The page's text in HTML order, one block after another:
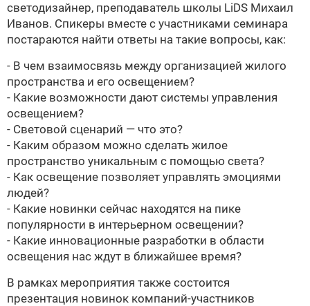
светодизайнер, преподаватель школы LiDS Михаил
Иванов. Спикеры вместе с участниками семинара
постараются найти ответы на такие вопросы, как:
- В чем взаимосвязь между организацией жилого
пространства и его освещением?
- Какие возможности дают системы управления
освещением?
- Световой сценарий — что это?
- Каким образом можно сделать жилое
пространство уникальным с помощью света?
- Как освещение позволяет управлять эмоциями
людей?
- Какие новинки сейчас находятся на пике
популярности в интерьерном освещении?
- Какие инновационные разработки в области
освещения нас ждут в ближайшее время?
В рамках мероприятия также состоится
презентация новинок компаний-участников